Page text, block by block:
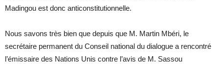
Madingou est donc anticonstitutionnelle.
Nous savons très bien que depuis que M. Martin Mbéri, le
secrétaire permanent du Conseil national du dialogue a rencontré
l’émissaire des Nations Unis contre l’avis de M. Sassou